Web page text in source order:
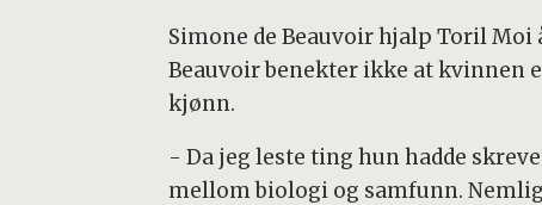
Simone de Beauvoir hjalp Toril
Beauvoir benekter ikke at kvinnen
kjønn.
- Da jeg leste ting hun hadde
mellom biologi og samfunn.